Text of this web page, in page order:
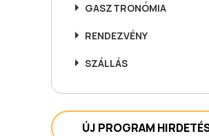
GASZTRONÓMIA
RENDEZVÉNY
SZÁLLÁS
ÚJ PROGRAM